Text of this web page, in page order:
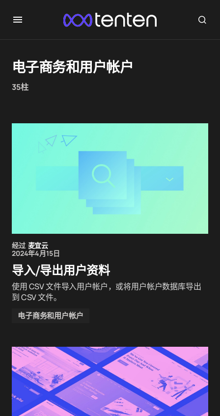
电子商务和用户帐户
35柱
经过 麦宜云
2024年4月15日
导入/导出用户资料
使用 CSV 文件导入用户帐户，或将用户帐户数据库导出
到 CSV 文件。
电子商务和用户帐户